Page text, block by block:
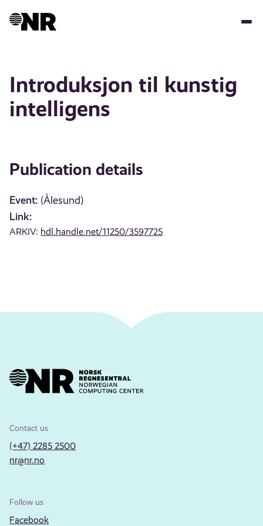
Introduksjon til kunstig
intelligens
Publication details
Event: (Ålesund)
Link:
ARKIV: hdl.handle.net/11250/3597725
Contact us
(+47) 2285 2500
nr@nr.no
Follow us
Facebook